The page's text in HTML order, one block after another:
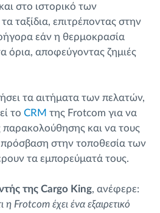
στο ιστορικό των
ταξίδια, επιτρέποντας στην
εάν η θερμοκρασία
όρια, αποφεύγοντας ζημιές
τα αιτήματα των πελατών,
το CRM της Frotcom για να
παρακολούθησης και να τους
στην τοποθεσία των
τα εμπορεύματά τους.
της Cargo King, ανέφερε:
Frotcom έχει ένα εξαιρετικό